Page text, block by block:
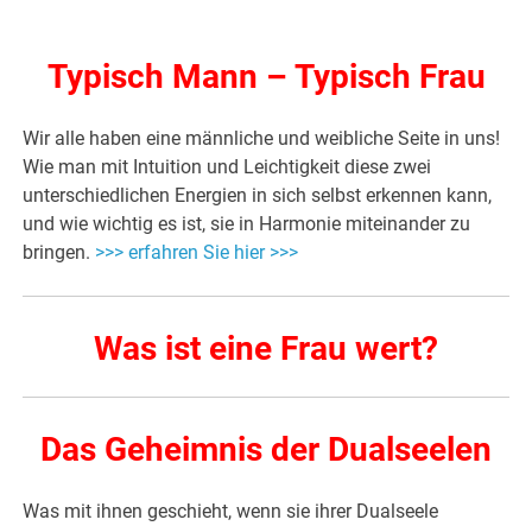
Typisch Mann – Typisch Frau
Wir alle haben eine männliche und weibliche Seite in uns!
Wie man mit Intuition und Leichtigkeit diese zwei
unterschiedlichen Energien in sich selbst erkennen kann,
und wie wichtig es ist, sie in Harmonie miteinander zu
bringen. >>> erfahren Sie hier >>>
Was ist eine Frau wert?
Das Geheimnis der Dualseelen
Was mit ihnen geschieht, wenn sie ihrer Dualseele